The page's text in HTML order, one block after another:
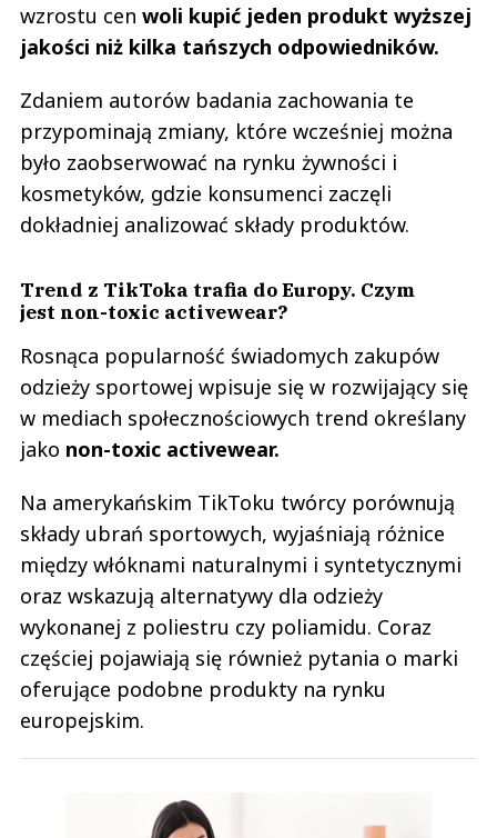
wzrostu cen woli kupić jeden produkt wyższej
jakości niż kilka tańszych odpowiedników.
Zdaniem autorów badania zachowania te
przypominają zmiany, które wcześniej można
było zaobserwować na rynku żywności i
kosmetyków, gdzie konsumenci zaczęli
dokładniej analizować składy produktów.
Trend z TikToka trafia do Europy. Czym
jest non-toxic activewear?
Rosnąca popularność świadomych zakupów
odzieży sportowej wpisuje się w rozwijający się
w mediach społecznościowych trend określany
jako non-toxic activewear.
Na amerykańskim TikToku twórcy porównują
składy ubrań sportowych, wyjaśniają różnice
między włóknami naturalnymi i syntetycznymi
oraz wskazują alternatywy dla odzieży
wykonanej z poliestru czy poliamidu. Coraz
częściej pojawiają się również pytania o marki
oferujące podobne produkty na rynku
europejskim.